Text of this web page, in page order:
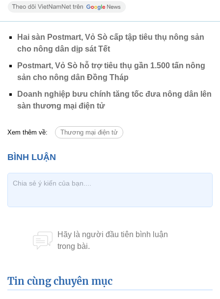
Hai sàn Postmart, Vỏ Sò cấp tập tiêu thụ nông sản
cho nông dân dịp sát Tết
Postmart, Vỏ Sò hỗ trợ tiêu thụ gần 1.500 tấn nông
sản cho nông dân Đồng Tháp
Doanh nghiệp bưu chính tăng tốc đưa nông dân lên
sàn thương mại điện tử
Xem thêm về: Thương mại điện tử
Tin cùng chuyên mục